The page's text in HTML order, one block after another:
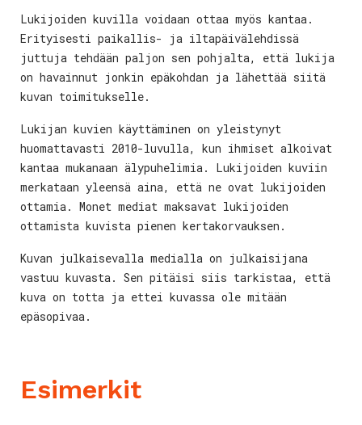
Lukijoiden kuvilla voidaan ottaa myös kantaa.
Erityisesti paikallis- ja iltapäivälehdissä
juttuja tehdään paljon sen pohjalta, että lukija
on havainnut jonkin epäkohdan ja lähettää siitä
kuvan toimitukselle.
Lukijan kuvien käyttäminen on yleistynyt
huomattavasti 2010-luvulla, kun ihmiset alkoivat
kantaa mukanaan älypuhelimia. Lukijoiden kuviin
merkataan yleensä aina, että ne ovat lukijoiden
ottamia. Monet mediat maksavat lukijoiden
ottamista kuvista pienen kertakorvauksen.
Kuvan julkaisevalla medialla on julkaisijana
vastuu kuvasta. Sen pitäisi siis tarkistaa, että
kuva on totta ja ettei kuvassa ole mitään
epäsopivaa.
Esimerkit